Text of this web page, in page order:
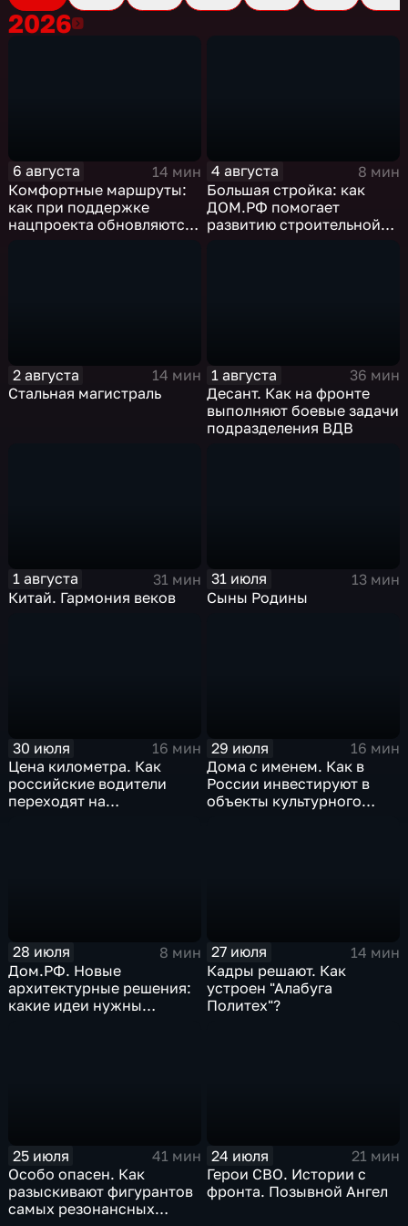
20262026
6 августа
14 мин
Комфортные маршруты:
как при поддержке
нацпроекта обновляются
4 августа
8 мин
Большая стройка: как
ДОМ.РФ помогает
развитию строительной
2 августа
14 мин
Стальная магистраль
1 августа
36 мин
Десант. Как на фронте
выполняют боевые задачи
подразделения ВДВ
1 августа
31 мин
Китай. Гармония веков
31 июля
13 мин
Сыны Родины
30 июля
16 мин
Цена километра. Как
российские водители
переходят на
29 июля
16 мин
Дома с именем. Как в
России инвестируют в
объекты культурного
28 июля
8 мин
Дом.РФ. Новые
архитектурные решения:
какие идеи нужны
27 июля
14 мин
Кадры решают. Как
устроен "Алабуга
Политех"?
25 июля
41 мин
Особо опасен. Как
разыскивают фигурантов
самых резонансных
24 июля
21 мин
Герои СВО. Истории с
фронта. Позывной Ангел